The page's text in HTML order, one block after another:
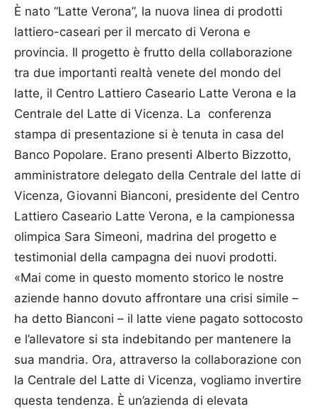
È nato “Latte Verona”, la nuova linea di prodotti
lattiero-caseari per il mercato di Verona e
provincia. Il progetto è frutto della collaborazione
tra due importanti realtà venete del mondo del
latte, il Centro Lattiero Caseario Latte Verona e la
Centrale del Latte di Vicenza. La conferenza
stampa di presentazione si è tenuta in casa del
Banco Popolare. Erano presenti Alberto Bizzotto,
amministratore delegato della Centrale del latte di
Vicenza, Giovanni Bianconi, presidente del Centro
Lattiero Caseario Latte Verona, e la campionessa
olimpica Sara Simeoni, madrina del progetto e
testimonial della campagna dei nuovi prodotti.
«Mai come in questo momento storico le nostre
aziende hanno dovuto affrontare una crisi simile –
ha detto Bianconi – il latte viene pagato sottocosto
e l’allevatore si sta indebitando per mantenere la
sua mandria. Ora, attraverso la collaborazione con
la Centrale del Latte di Vicenza, vogliamo invertire
questa tendenza. È un’azienda di elevata